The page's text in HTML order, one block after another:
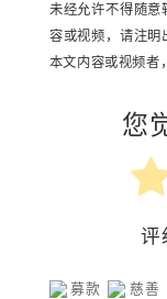
未经允许不得随
容或视频，请注
本文内容或视频者
您
评
募款 慈善